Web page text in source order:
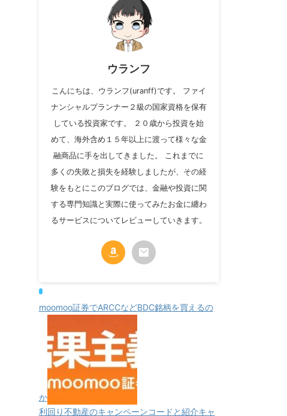
ウランフ
こんにちは、ウランフ(uranff)です。 ファイ
ナンシャルプランナー２級の国家資格を保有
している投資家です。 ２０歳から投資を始
めて、海外含め１５年以上に渡って様々な金
融商品に手を出してきました。 これまでに
多くの失敗と損失を経験しましたが、その経
験をもとにこのブログでは、金融や投資に関
する専門知識と実際に使ってみたお金に纏わ
るサービスについてレビューしていきます。
moomoo証券でARCCなどBDC銘柄を買えるの
か
利回り不動産のキャンペーンコードと紹介キャ